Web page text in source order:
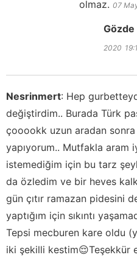
olmaz. 07
Gözde
2020
Nesrinmert: Hep
değiştirdim.. Burada Türk
çooookk uzun aradan
yapıyorum.. Mutfakla aram
istemediğim için bu tarz
da özledim ve bir heves
gün çıtır ramazan pidesini
yaptığım için sıkıntı
Tepsi mecburen kare oldu
iki şekilli kestim😌Teşekkür